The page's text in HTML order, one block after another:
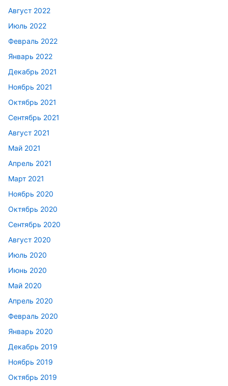
Август 2022
Июль 2022
Февраль 2022
Январь 2022
Декабрь 2021
Ноябрь 2021
Октябрь 2021
Сентябрь 2021
Август 2021
Май 2021
Апрель 2021
Март 2021
Ноябрь 2020
Октябрь 2020
Сентябрь 2020
Август 2020
Июль 2020
Июнь 2020
Май 2020
Апрель 2020
Февраль 2020
Январь 2020
Декабрь 2019
Ноябрь 2019
Октябрь 2019